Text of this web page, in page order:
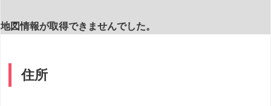
地図情報が取得できませんでした。
住所